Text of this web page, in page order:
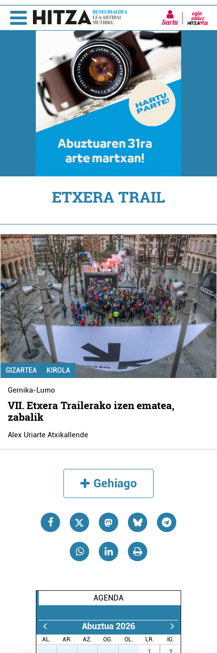
Sartu
ETXERA TRAIL
GIZARTEA KIROLA
Gernika-Lumo
VII. Etxera Trailerako izen ematea,
zabalik
Alex Uriarte Atxikallende
Gehiago
AGENDA
Abuztua 2026
AL. AR. AZ. OG. OL. LR.
IG.